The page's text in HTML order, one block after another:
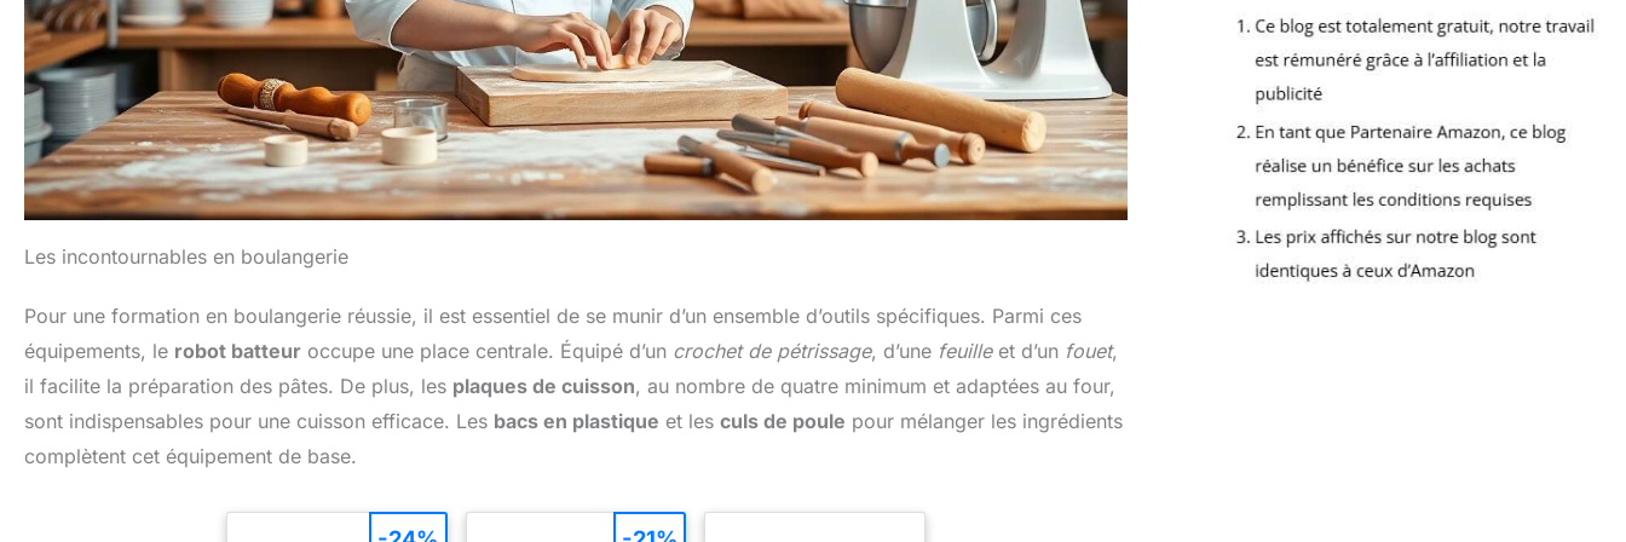
Les incontournables en boulangerie
Pour une formation en boulangerie réussie, il est essentiel de se munir d’un ensemble d’outils spécifiques. Parmi ces
équipements, le robot batteur occupe une place centrale. Équipé d’un crochet de pétrissage, d’une feuilleet d’un fouet,
il facilite la préparation des pâtes. De plus, les plaques de cuisson, au nombre de quatre minimum et adaptées au four,
sont indispensables pour une cuisson efficace. Les bacs en plastique et les culs de poule pour mélanger les ingrédients
complètent cet équipement de base.